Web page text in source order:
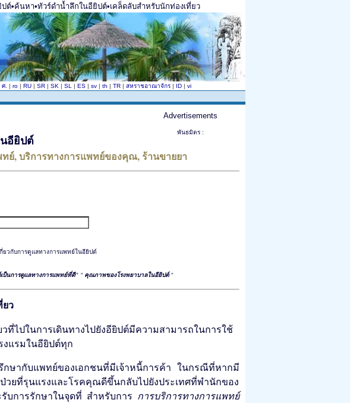
•ค้นหา•ทัวร์ดำน้ำลึกในอียิปต์•เคล็ดลับสำหรับนักท่องเที่ยว
ศ. | ro | RU | SR | SK | SL | ES | sv | th | TR | สหราชอาณาจักร | ID | vi
Advertisements
พันธมิตร :
อียิปต์
ย์, บริการทางการแพทย์ของคุณ, ร้านขายยา
ยวกับการดูแลทางการแพทย์ในอียิปต์
ป็นการดูแลทางการแพทย์ที่ดี" " คุณภาพของโรงพยาบาลในอียิปต์"
ว
ที่ไ​​ปในการเดินทางไปยังอียิปต์มีความสามารถในการใช้
งแรมในอียิปต์ทุก
กษากับแพทย์ของเอกชนที่มีเจ้าหนี้การค้า ในกรณีที่หากมี
ป่วยที่รุนแรงและโรคคุณดีขึ้นกลับไปยังประเทศที่พำนักของ
บการรักษาในจุดที่ สำหรับการ การบริการทางการแพทย์